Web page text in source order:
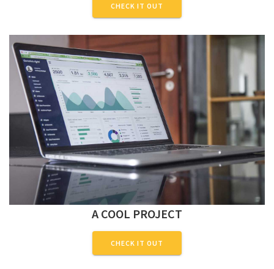
CHECK IT OUT
A COOL PROJECT
CHECK IT OUT